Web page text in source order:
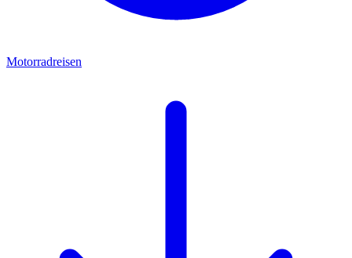
Motorradreisen